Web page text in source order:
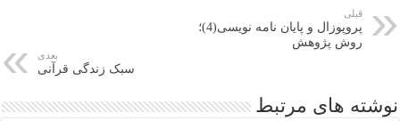
قبلی
پروپوزال و پایان نامه نویسی(4)؛
روش پژوهش
بعدی
سبک زندگی قرآنی
نوشته های مرتبط